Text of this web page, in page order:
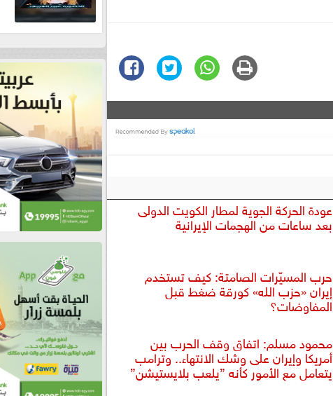
عودة الحركة الجوية لمطار الكويت الدولى
بعد ساعات من الهجمات الإيرانية
حرب المسيّرات الصامتة: كيف تستخدم
إيران «حزب الله» كورقة ضغط قبل
المفاوضات؟
محمود مسلم: اتفاق وقف الحرب بين
أمريكا وإيران على وشك الانتهاء.. وترامب
يتعامل مع الأمور كأنه ”يلعب بلايستيشن”